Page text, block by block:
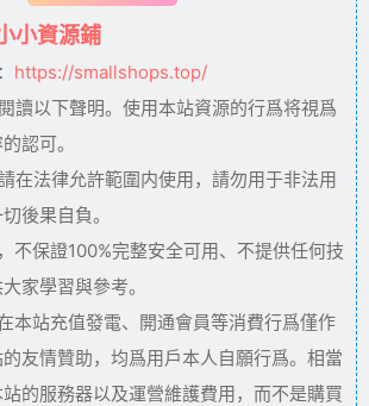
小資源鋪
https://smallshops.top/
讀以下聲明。使用本站資源的行爲将視爲
認可。
在法律允許範圍内使用，請勿用于非法用
後果自負。
不保證100%完整安全可用、不提供任何技
家學習與參考。
本站充值發電、開通會員等消費行爲僅作
友情贊助，均爲用戶本人自願行爲。相當
的服務器以及運營維護費用，而不是購買